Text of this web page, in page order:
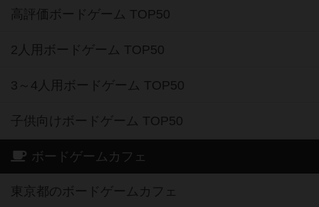
高評価ボードゲーム TOP50
2人用ボードゲーム TOP50
3～4人用ボードゲーム TOP50
子供向けボードゲーム TOP50
ボードゲームカフェ
東京都のボードゲームカフェ